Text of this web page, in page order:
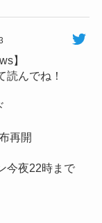
】
読んでね！
再開
今夜22時まで